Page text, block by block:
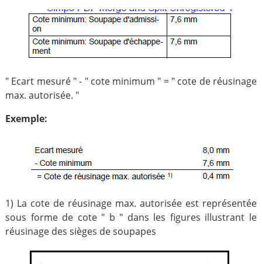
" Ecart mesuré " - " cote minimum " = " cote de réusinage
max. autorisée. "
Exemple:
1) La cote de réusinage max. autorisée est représentée
sous forme de cote " b " dans les figures illustrant le
réusinage des sièges de soupapes